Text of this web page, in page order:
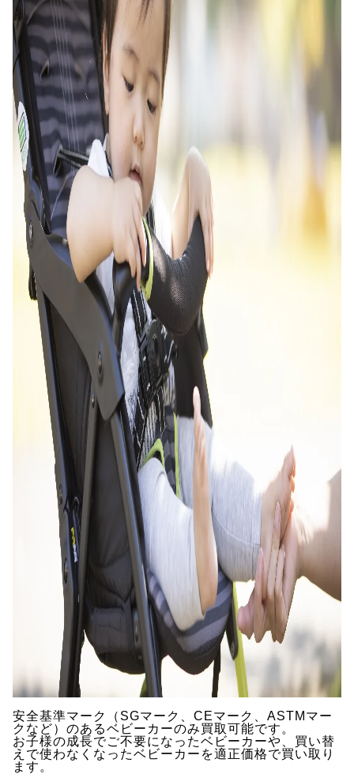
安全基準マーク（SGマーク、CEマーク、ASTMマー
クなど）のあるベビーカーのみ買取可能です。
お子様の成長でご不要になったベビーカーや、買い替
えで使わなくなったベビーカーを適正価格で買い取り
ます。